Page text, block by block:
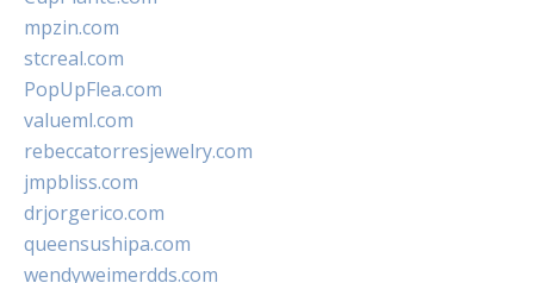
mpzin.com
stcreal.com
PopUpFlea.com
valueml.com
rebeccatorresjewelry.com
jmpbliss.com
drjorgerico.com
queensushipa.com
wendyweimerdds.com